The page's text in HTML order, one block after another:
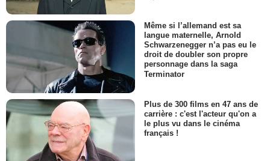
Même si l’allemand est sa
langue maternelle, Arnold
Schwarzenegger n’a pas eu le
droit de doubler son propre
personnage dans la saga
Terminator
Plus de 300 films en 47 ans de
carrière : c'est l'acteur qu'on a
le plus vu dans le cinéma
français !